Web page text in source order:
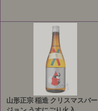
山形正宗 稲造 クリスマスバー